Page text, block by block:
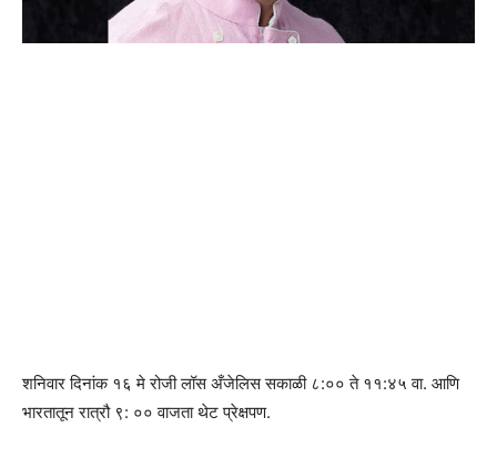
शनिवार दिनांक १६ मे रोजी लॉस अँजेलिस सकाळी ८:०० ते ११:४५ वा. आणि
भारतातून रात्रौ ९: ०० वाजता थेट प्रेक्षपण.